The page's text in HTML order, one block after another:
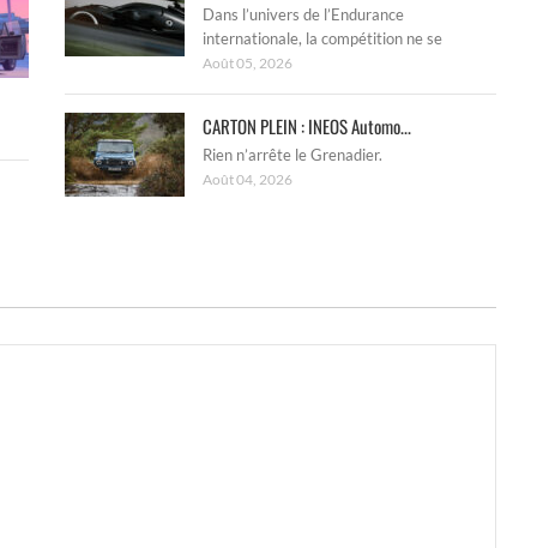
Dans l’univers de l’Endurance
internationale, la compétition ne se
Août 05, 2026
CARTON PLEIN : INEOS Automo...
Rien n’arrête le Grenadier.
Août 04, 2026